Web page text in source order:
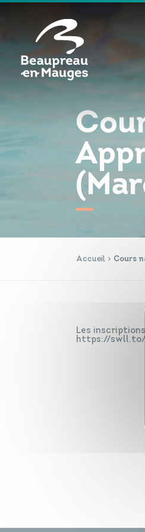
Accueil Cours
Les
https://swll.to/
Cookies management panel